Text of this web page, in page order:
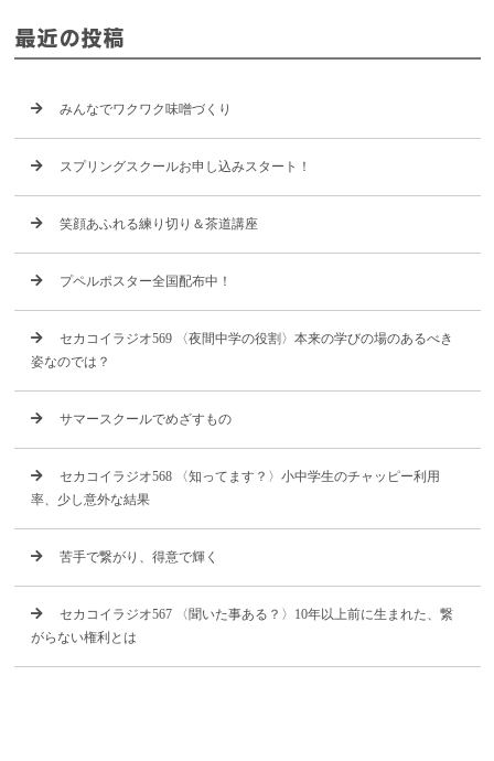
最近の投稿
みんなでワクワク味噌づくり
スプリングスクールお申し込みスタート！
笑顔あふれる練り切り＆茶道講座
プペルポスター全国配布中！
セカコイラジオ569 〈夜間中学の役割〉本来の学びの場のあるべき
姿なのでは？
サマースクールでめざすもの
セカコイラジオ568 〈知ってます？〉小中学生のチャッピー利用
率、少し意外な結果
苦手で繋がり、得意で輝く
セカコイラジオ567 〈聞いた事ある？〉10年以上前に生まれた、繋
がらない権利とは